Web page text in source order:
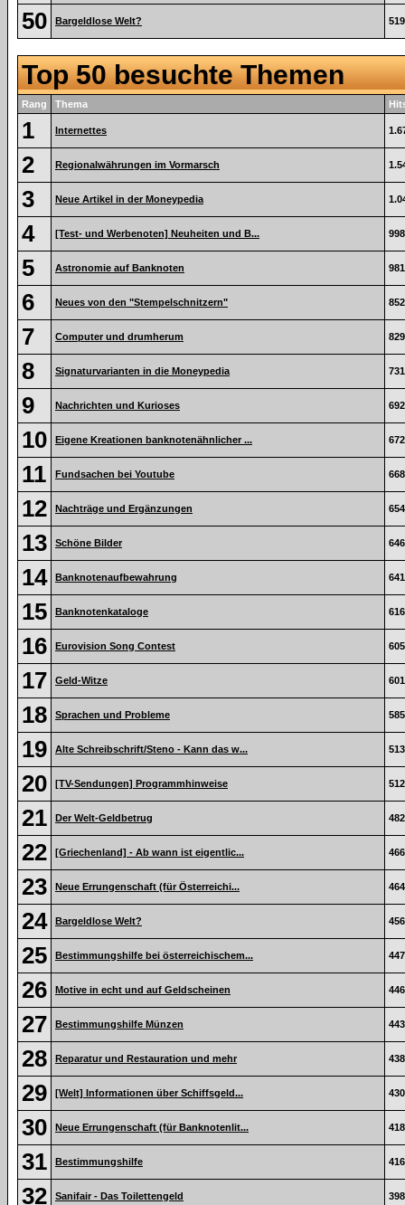
50 Bargeldlose Welt? 519
Top 50 besuchte Themen
Rang Thema
1 Internettes
2 Regionalwährungen im Vormarsch
3 Neue Artikel in der Moneypedia
4 [Test- und Werbenoten] Neuheiten und B...
5 Astronomie auf Banknoten
6 Neues von den "Stempelschnitzern"
7 Computer und drumherum
8 Signaturvarianten in die Moneypedia
9 Nachrichten und Kurioses
10 Eigene Kreationen banknotenähnlicher ...
11 Fundsachen bei Youtube
12 Nachträge und Ergänzungen
13 Schöne Bilder
14 Banknotenaufbewahrung
15 Banknotenkataloge
16 Eurovision Song Contest
17 Geld-Witze
18 Sprachen und Probleme
19 Alte Schreibschrift/Steno - Kann das w...
20 [TV-Sendungen] Programmhinweise
21 Der Welt-Geldbetrug
22 [Griechenland] - Ab wann ist eigentlic...
23 Neue Errungenschaft (für Österreichi...
24 Bargeldlose Welt?
25 Bestimmungshilfe bei österreichischem...
26 Motive in echt und auf Geldscheinen
27 Bestimmungshilfe Münzen
28 Reparatur und Restauration und mehr
29 [Welt] Informationen über Schiffsgeld...
30 Neue Errungenschaft (für Banknotenlit...
31 Bestimmungshilfe
32 Sanifair - Das Toilettengeld